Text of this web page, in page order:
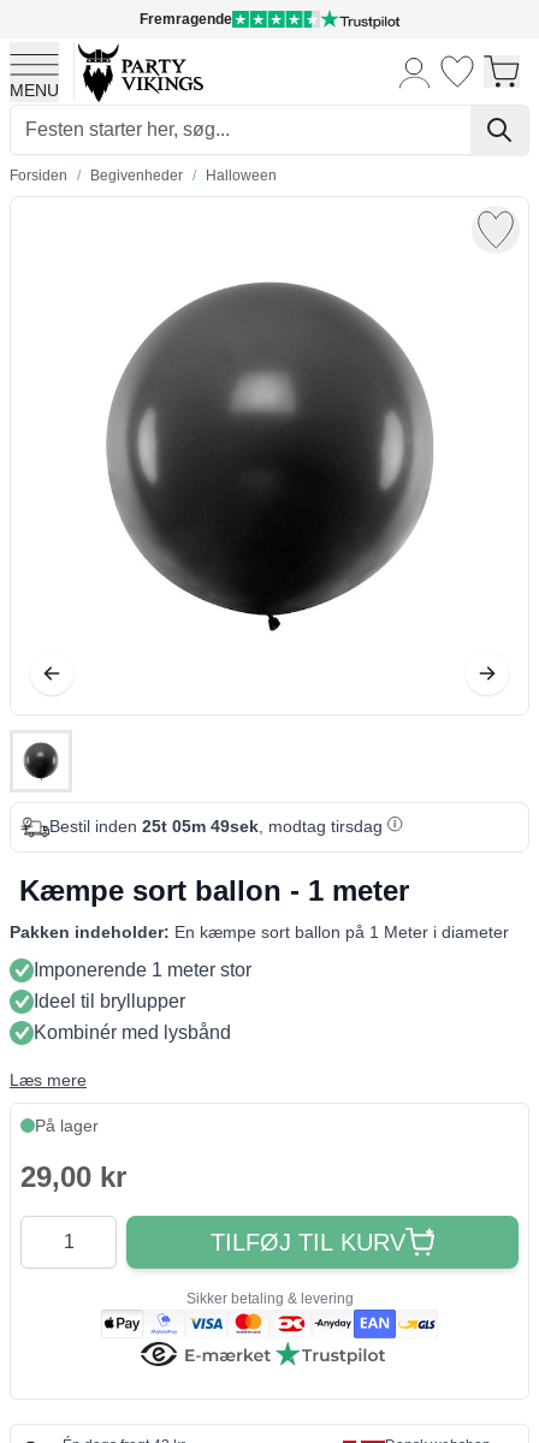
Fremragende
MENU
Skip to Content
Forsiden / Begivenheder / Halloween
Bestil inden 25t 05m 48sek, modtag tirsdag
Kæmpe sort ballon - 1 meter
Pakken indeholder: En kæmpe sort ballon på 1 Meter i diameter
Imponerende 1 meter stor
Ideel til bryllupper
Kombinér med lysbånd
Læs mere
På lager
29,00 kr
Antal
TILFØJ TIL KURV
Sikker betaling & levering